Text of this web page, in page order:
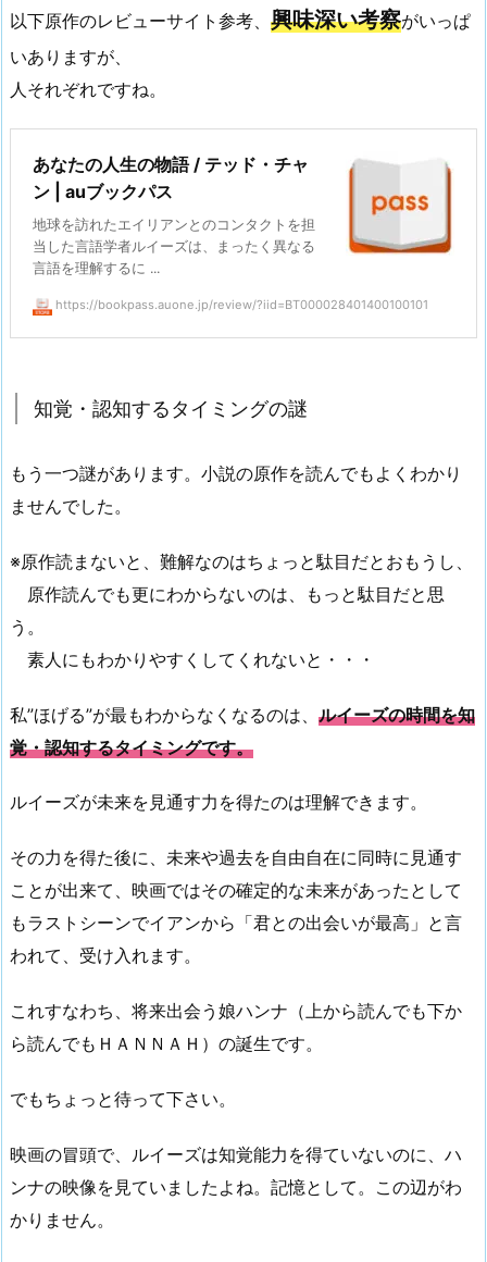
以下原作のレビューサイト参考、 興味深い考察がいっぱ
いありますが、
人それぞれですね。
あなたの人生の物語 / テッド・チャ
ン | auブックパス
地球を訪れたエイリアンとのコンタクトを担
当した言語学者ルイーズは、まったく異なる
言語を理解するに ...
https://bookpass.auone.jp/review/?iid=BT000028401400100101
知覚・認知するタイミングの謎
もう一つ謎があります。小説の原作を読んでもよくわかり
ませんでした。
※原作読まないと、難解なのはちょっと駄目だとおもうし、
原作読んでも更にわからないのは、もっと駄目だと思
う。
素人にもわかりやすくしてくれないと・・・
私”ほげる”が最もわからなくなるのは、 ルイーズの時間を知
覚・認知するタイミングです。
ルイーズが未来を見通す力を得たのは理解できます。
その力を得た後に、未来や過去を自由自在に同時に見通す
ことが出来て、映画ではその確定的な未来があったとして
もラストシーンでイアンから「君との出会いが最高」と言
われて、受け入れます。
これすなわち、将来出会う娘ハンナ（上から読んでも下か
ら読んでもＨＡＮＮＡＨ）の誕生です。
でもちょっと待って下さい。
映画の冒頭で、ルイーズは知覚能力を得ていないのに、ハ
ンナの映像を見ていましたよね。記憶として。この辺がわ
かりません。